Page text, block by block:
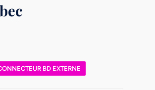
BD EXTERNE